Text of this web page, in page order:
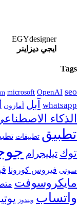
EGYdesigner
ايجي ديزاينر
Tags
microsoft OpenAI seo
whatsapp آبل أمازون
الذكاء
تطبيق تطبيقات
توك تيليجرام
سوني فيروس كورونا
مايكروسوفت
واتساب ويندوز